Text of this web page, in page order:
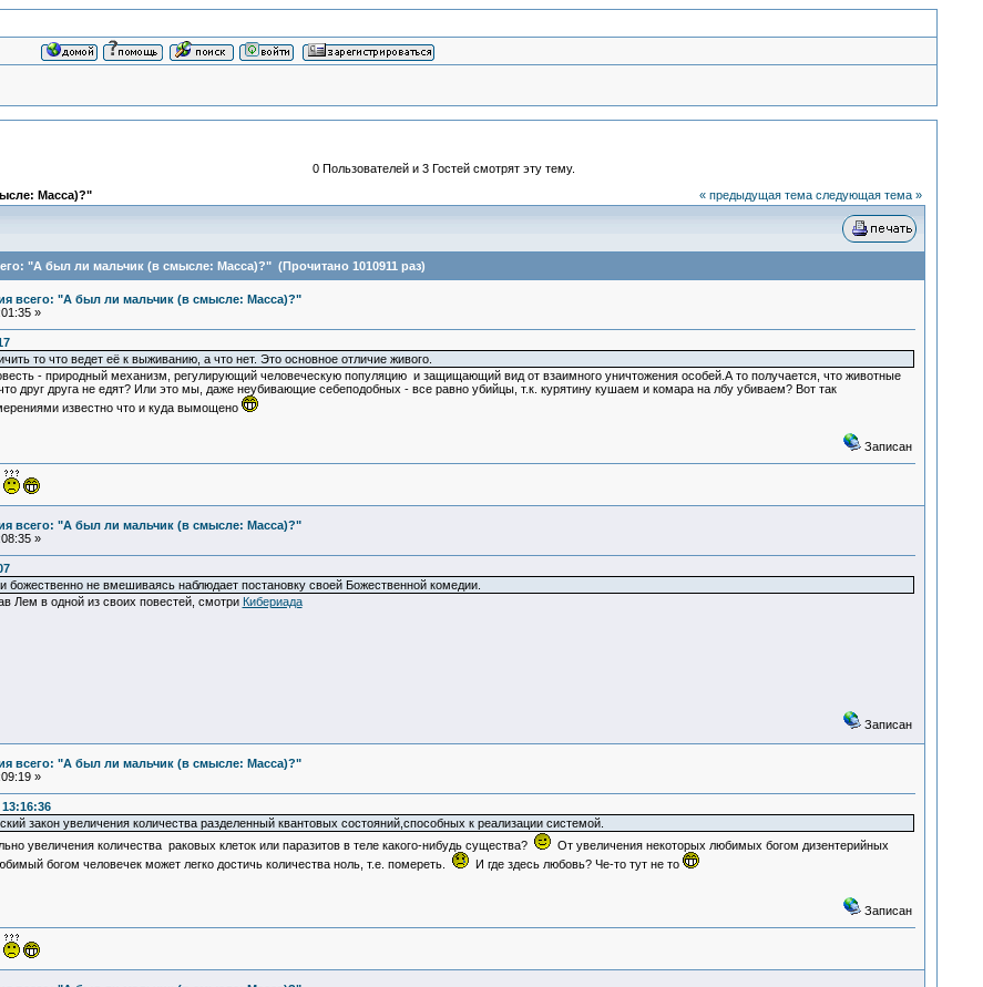
Масса)?"
0 Пользователей и 3 Гостей смотрят эту тему.
« предыдущая тема следующая тема »
"А был ли мальчик (в смысле: Масса)?" (Прочитано 1010911 раз)
всего: "А был ли мальчик (в смысле: Масса)?"
»
то что ведет её к выживанию, а что нет. Это основное отличие живого.
- природный механизм, регулирующий человеческую популяцию и защищающий вид от взаимного уничтожения особей.А то получается, что животные
друг друга не едят? Или это мы, даже неубивающие себеподобных - все равно убийцы, т.к. курятину кушаем и комара на лбу убиваем? Вот так
известно что и куда вымощено
Записан
всего: "А был ли мальчик (в смысле: Масса)?"
»
божественно не вмешиваясь наблюдает постановку своей Божественной комедии.
Лем в одной из своих повестей, смотри Кибериада
Записан
всего: "А был ли мальчик (в смысле: Масса)?"
»
закон увеличения количества разделенный квантовых состояний,способных к реализации системой.
увеличения количества раковых клеток или паразитов в теле какого-нибудь существа?
От увеличения некоторых любимых богом дизентерийных
богом человечек может легко достичь количества ноль, т.е. помереть.
И где здесь любовь? Че-то тут не то
Записан